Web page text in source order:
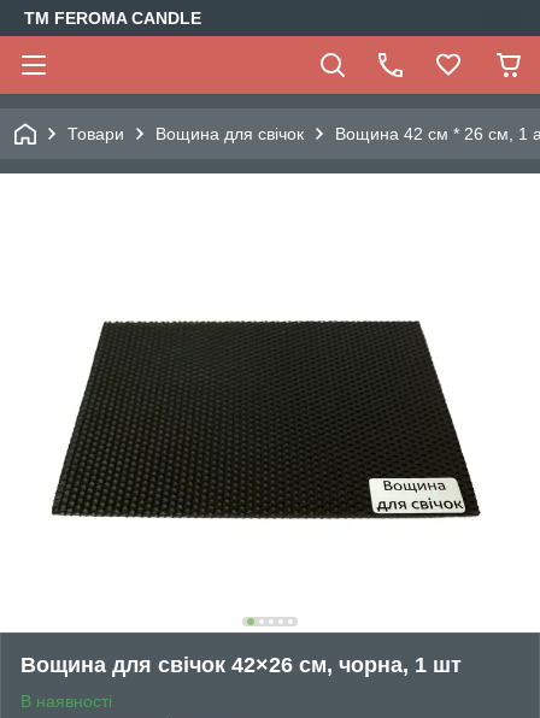
TM FEROMA CANDLE
Товари Вощина для свічок Вощина 42 см * 26 см, 1
Вощина для свічок 42×26 см, чорна, 1 шт
В наявності